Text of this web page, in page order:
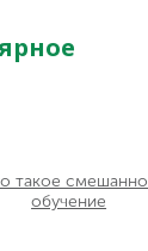
такое
обучение